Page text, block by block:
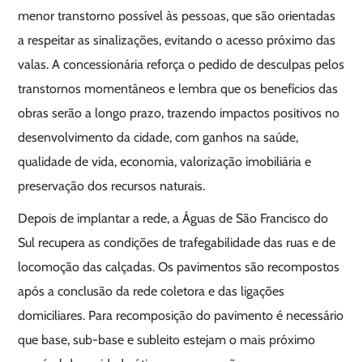
menor transtorno possível às pessoas, que são orientadas
a respeitar as sinalizações, evitando o acesso próximo das
valas. A concessionária reforça o pedido de desculpas pelos
transtornos momentâneos e lembra que os benefícios das
obras serão a longo prazo, trazendo impactos positivos no
desenvolvimento da cidade, com ganhos na saúde,
qualidade de vida, economia, valorização imobiliária e
preservação dos recursos naturais.
Depois de implantar a rede, a Águas de São Francisco do
Sul recupera as condições de trafegabilidade das ruas e de
locomoção das calçadas. Os pavimentos são recompostos
após a conclusão da rede coletora e das ligações
domiciliares. Para recomposição do pavimento é necessário
que base, sub-base e subleito estejam o mais próximo